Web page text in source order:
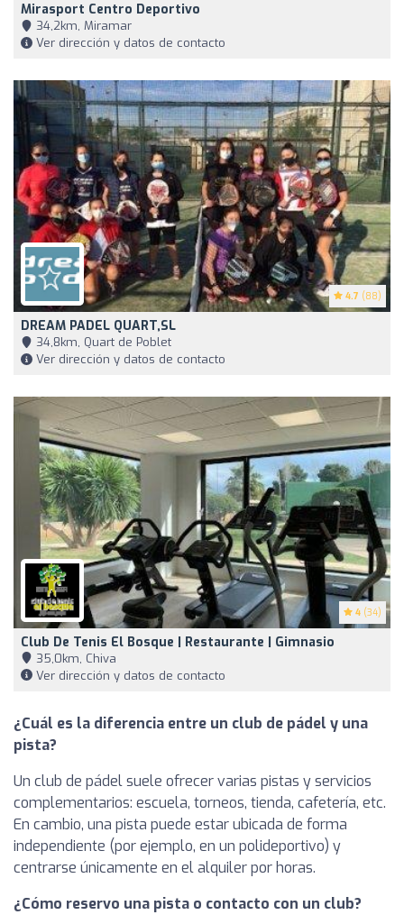
Mirasport Centro Deportivo
34,2km, Miramar
Ver dirección y datos de contacto
4.7 (88)
DREAM PADEL QUART,SL
34,8km, Quart de Poblet
Ver dirección y datos de contacto
4 (34)
Club De Tenis El Bosque | Restaurante | Gimnasio
35,0km, Chiva
Ver dirección y datos de contacto
¿Cuál es la diferencia entre un club de pádel y una
pista?
Un club de pádel suele ofrecer varias pistas y servicios
complementarios: escuela, torneos, tienda, cafetería, etc.
En cambio, una pista puede estar ubicada de forma
independiente (por ejemplo, en un polideportivo) y
centrarse únicamente en el alquiler por horas.
¿Cómo reservo una pista o contacto con un club?